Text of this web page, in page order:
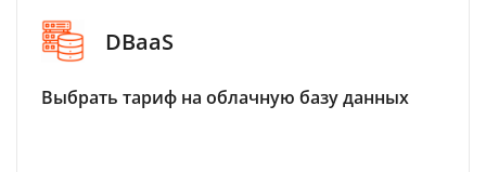
DBaaS
Выбрать тариф на облачную базу данных